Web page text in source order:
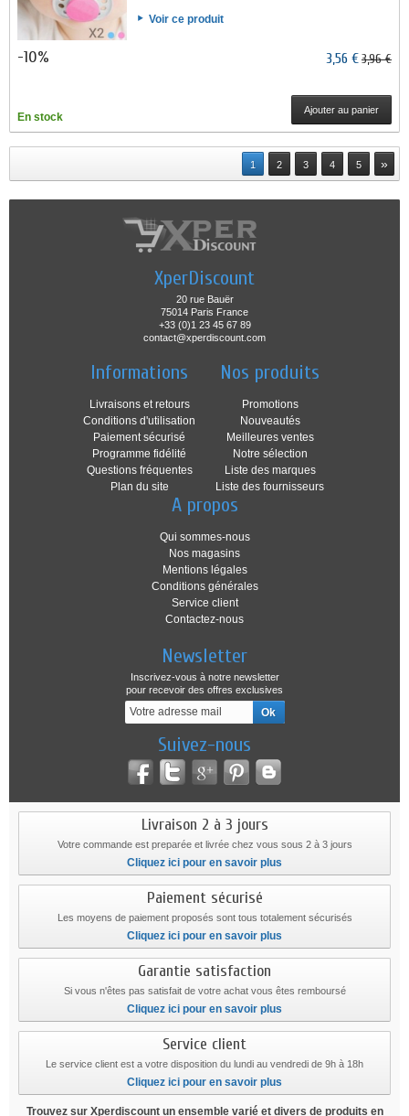
Voir ce produit
-10% 3,56 €3,96 €
En stock
Ajouter au panier
1 2 3 4 5 »
XperDiscount
20 rue Bauër
75014 Paris France
+33 (0)1 23 45 67 89
contact@xperdiscount.com
Informations
Livraisons et retours
Conditions d'utilisation
Paiement sécurisé
Programme fidélité
Questions fréquentes
Plan du site
Nos produits
Promotions
Nouveautés
Meilleures ventes
Notre sélection
Liste des marques
Liste des fournisseurs
A propos
Qui sommes-nous
Nos magasins
Mentions légales
Conditions générales
Service client
Contactez-nous
Newsletter
Inscrivez-vous à notre newsletter
pour recevoir des offres exclusives
Suivez-nous
Livraison 2 à 3 jours
Votre commande est preparée et livrée chez vous sous 2 à 3 jours
Cliquez ici pour en savoir plus
Paiement sécurisé
Les moyens de paiement proposés sont tous totalement sécurisés
Cliquez ici pour en savoir plus
Garantie satisfaction
Si vous n'êtes pas satisfait de votre achat vous êtes remboursé
Cliquez ici pour en savoir plus
Service client
Le service client est a votre disposition du lundi au vendredi de 9h à 18h
Cliquez ici pour en savoir plus
Trouvez sur Xperdiscount un ensemble varié et divers de produits en